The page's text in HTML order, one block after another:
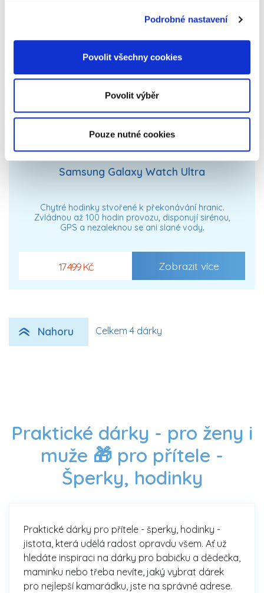
Podrobné nastavení
Povolit všechny cookies
Povolit výběr
Pouze nutné cookies
Samsung Galaxy Watch Ultra
Chytré hodinky stvořené k překonávání hranic.
Zvládnou až 100 hodin provozu, disponují sirénou,
GPS a nezaleknou se ani slané vody.
17 499 Kč Zobrazit více
Nahoru Celkem 4 dárky
Praktické dárky - pro ženy i
muže 🎁 pro přítele -
Šperky, hodinky
Praktické dárky pro přítele - šperky, hodinky -
jistota, která udělá radost opravdu všem. Ať už
hledáte inspiraci na dárky pro babičku a dědečka,
maminku nebo třeba nevíte, jaký vybrat dárek
pro nejlepší kamarádku, jste na správné adrese.